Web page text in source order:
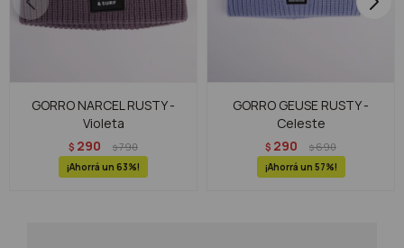
GORRO NARCEL RUSTY -
Violeta
$ 290 $790
63
GORRO GEUSE RUSTY -
Celeste
$ 290 $690
57